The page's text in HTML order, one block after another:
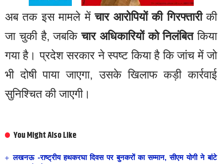
अब तक इस मामले मेंचार आरोपियों की गिरफ्तारीकी
जा चुकी है, जबकिचार अधिकारियों को निलंबितकिया
गया है। प्रदेश सरकार ने स्पष्ट किया है कि जांच में जो
भी दोषी पाया जाएगा, उसके खिलाफ कड़ी कार्रवाई
सुनिश्चित की जाएगी।
You Might Also Like
लखनऊ -राष्ट्रीय हथकरघा दिवस पर बुनकरों का सम्मान, सीएम योगी ने बांटे